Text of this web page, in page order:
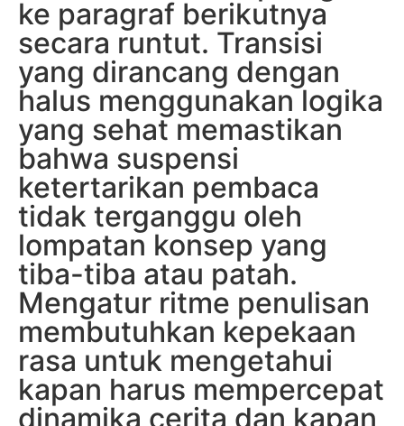
ke paragraf berikutnya
secara runtut. Transisi
yang dirancang dengan
halus menggunakan logika
yang sehat memastikan
bahwa suspensi
ketertarikan pembaca
tidak terganggu oleh
lompatan konsep yang
tiba-tiba atau patah.
Mengatur ritme penulisan
membutuhkan kepekaan
rasa untuk mengetahui
kapan harus mempercepat
dinamika cerita dan kapan